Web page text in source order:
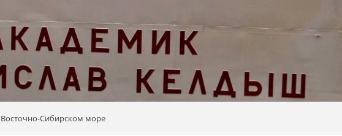
Восточно-Сибирском море